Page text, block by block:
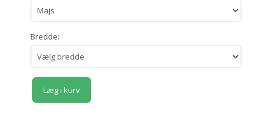
Bredde:
Læg i kurv